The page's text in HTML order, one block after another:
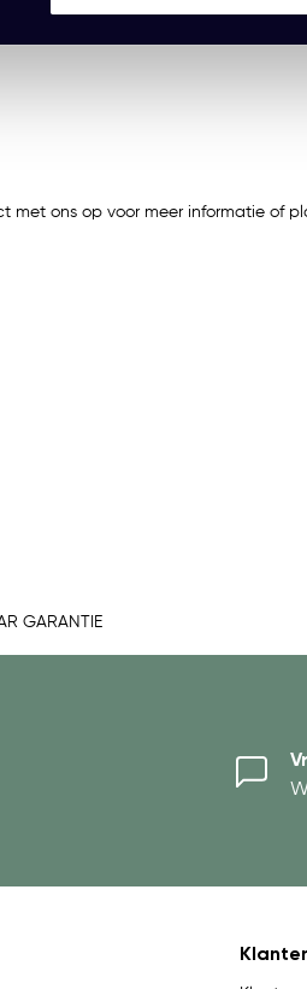
met ons op voor meer informatie
GARANTIE